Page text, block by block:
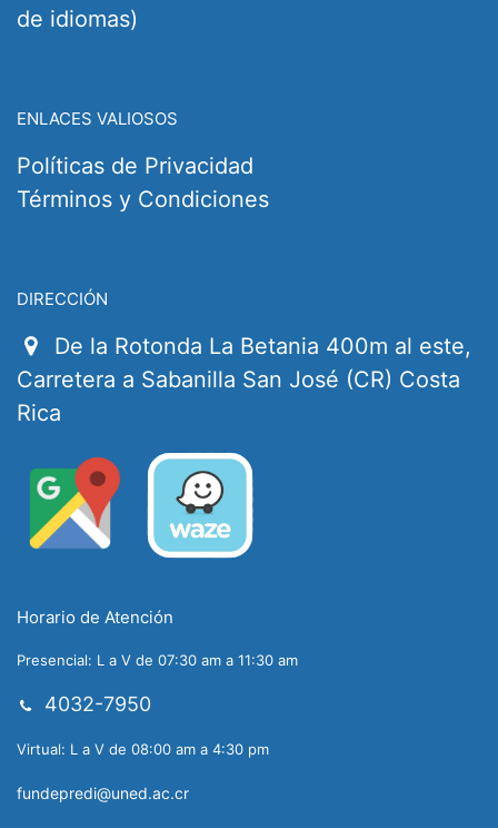
de idiomas)
ENLACES VALIOSOS
Políticas de Privacidad
Términos y Condiciones
DIRECCIÓN
De la Rotonda La Betania 400m al este,
Carretera a Sabanilla San José (CR) Costa
Rica
Horario de Atención
Presencial: L a V de 07:30 am a 11:30 am
4032-7950
Virtual: L a V de 08:00 am a 4:30 pm
fundepredi@uned.ac.cr